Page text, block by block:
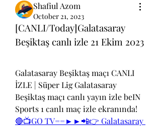
Shafiul Azom
October 21, 2023
[CANLI/Today]Galatasaray
Beşiktaş canlı izle 21 Ekim 2023
Galatasaray Beşiktaş maçı CANLI
İZLE | Süper Lig Galatasaray
Beşiktaş maçı canlı yayın izle beIN
Sports 1 canlı maç izle ekranında!
🔴📺GO TV==►►📲👉 Galatasaray